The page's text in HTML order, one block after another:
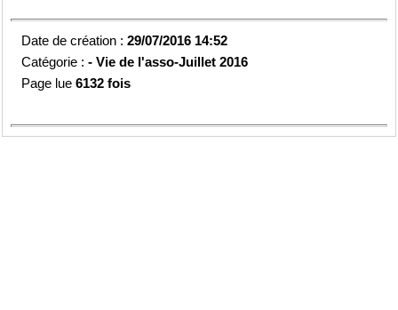
Date de création :29/07/2016 14:52
Catégorie :-Vie de l'asso-Juillet 2016
Page lue6132 fois